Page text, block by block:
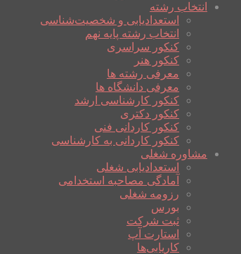
انتخاب رشته
استعدادیابی و شخصیت‌شناسی
انتخاب رشته پایه نهم
کنکور سراسری
کنکور هنر
معرفی رشته ها
معرفی دانشگاه ها
کنکور کارشناسی ارشد
کنکور دکتری
کنکور کاردانی فنی
کنکور کاردانی به کارشناسی
مشاوره شغلی
استعدادیابی شغلی
آمادگی مصاحبه استخدامی
رزومه شغلی
بورس
ثبت شرکت
استارت آپ
کاریابی‌ها